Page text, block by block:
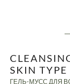
SKIN TYPE
ГЕЛЬ-МУСС ДЛЯ